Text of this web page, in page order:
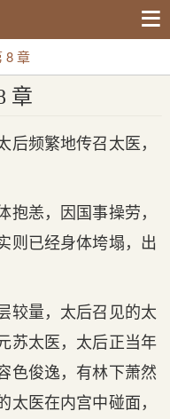
8 章
章
频繁地传召太医，
恙，因国事操劳，
则已经身体垮塌，出
较量，太后召见的太
苏太医，太后正当年
色俊逸，有林下萧然
医在内宫中碰面，